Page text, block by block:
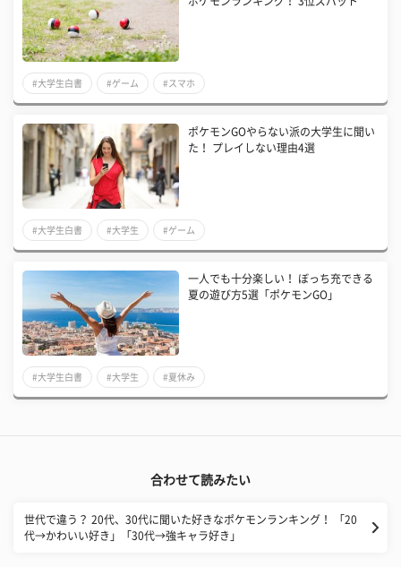
#大学生白書 #ゲーム #スマホ
ポケモンGOやらない派の大学生に聞い
た！ プレイしない理由4選
#大学生白書 #大学生 #ゲーム
一人でも十分楽しい！ ぼっち充できる
夏の遊び方5選「ポケモンGO」
#大学生白書 #大学生 #夏休み
合わせて読みたい
世代で違う？ 20代、30代に聞いた好きなポケモンランキング！ 「20
代→かわいい好き」「30代→強キャラ好き」